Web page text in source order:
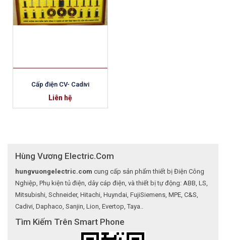
Cấp điện CV- Cadivi
Liên hệ
Hùng Vương Electric.Com
hungvuongelectric.com cung cấp sản phẩm thiết bị Điện Công
Nghiệp, Phụ kiện tủ điện, dây cáp điện, và thiết bị tự động: ABB, LS,
Mitsubishi, Schneider, Hitachi, Huyndai, FujiSiemens, MPE, C&S,
Cadivi, Daphaco, Sanjin, Lion, Evertop, Taya..
Tìm Kiếm Trên Smart Phone